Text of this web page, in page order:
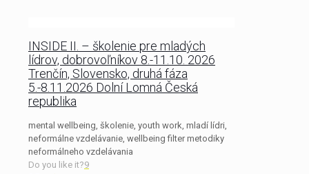
INSIDE II. – školenie pre mladých
lídrov, dobrovoľníkov 8.-11.10. 2026
Trenčín, Slovensko, druhá fáza
5.-8.11.2026 Dolní Lomná Česká
republika
mental wellbeing, školenie, youth work, mladí lídri,
neformálne vzdelávanie, wellbeing filter metodiky
neformálneho vzdelávania
Do you like it?9